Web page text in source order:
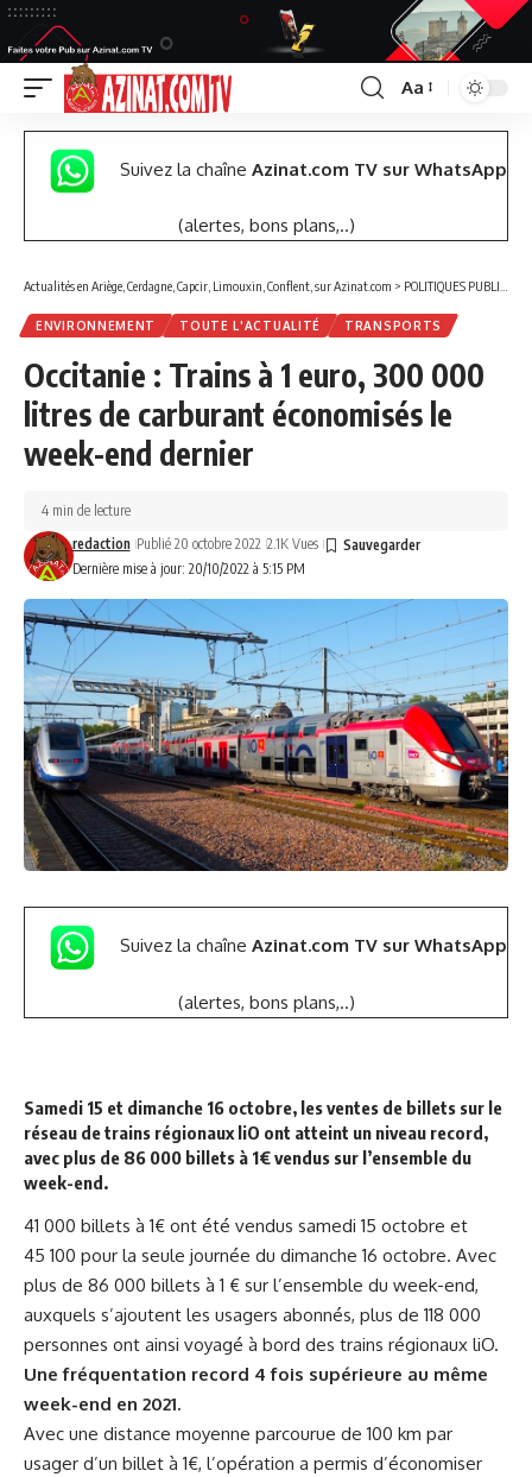
Font
Resizer
Aa
Suivez la chaîne Azinat.com TV sur WhatsApp
(alertes, bons plans,..)
Actualités en Ariège, Cerdagne, Capcir, Limouxin, Conflent, sur Azinat.com > POLITIQUES PUBLIQUES
ENVIRONNEMENT TOUTE L'ACTUALITÉ TRANSPORTS
Occitanie : Trains à 1 euro, 300 000
litres de carburant économisés le
week-end dernier
Dernière mise à jour: 20/10/2022 à 5:15 PM
redaction Publié 20 octobre 2022 2.1K Vues
4 min de lecture
Suivez la chaîne Azinat.com TV sur WhatsApp
(alertes, bons plans,..)
Samedi 15 et dimanche 16 octobre, les ventes de billets sur le
réseau de trains régionaux liO ont atteint un niveau record,
avec plus de 86 000 billets à 1€ vendus sur l’ensemble du
week-end.
41 000 billets à 1€ ont été vendus samedi 15 octobre et
45 100 pour la seule journée du dimanche 16 octobre. Avec
plus de 86 000 billets à 1 € sur l’ensemble du week-end,
auxquels s’ajoutent les usagers abonnés, plus de 118 000
personnes ont ainsi voyagé à bord des trains régionaux liO.
Une fréquentation record 4 fois supérieure au même
week-end en 2021.
Avec une distance moyenne parcourue de 100 km par
usager d’un billet à 1€, l’opération a permis d’économiser